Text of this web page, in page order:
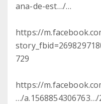
ana-de-est…/…
https://
729
https://
…/